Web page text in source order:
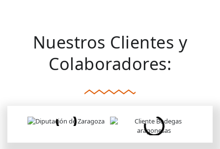
Nuestros Clientes y
Colaboradores: